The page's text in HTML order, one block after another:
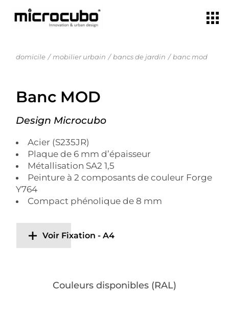
domicile mobilier urbain bancs de jardin banc mod
Banc MOD
Design Microcubo
Acier (S235JR)
Plaque de 6 mm d’épaisseur
Métallisation SA2 1,5
Peinture à 2 composants de couleur Forge
Y764
Compact phénolique de 8 mm
Voir Fixation - A4
Couleurs disponibles (RAL)